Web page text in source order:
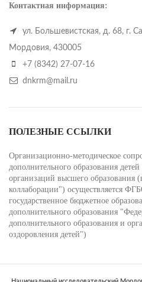
Контактная информация:
ул. Большевистская, д. 68, г.
Мордовия, 430005
+7 (8342) 27-07-16
dnkrm@mail.ru
ПОЛЕЗНЫЕ ССЫЛКИ
Организационно-методическое
дополнительного образования
организаций высшего образования
коллаборации") осуществляется
государственное бюджетное
дополнительного образования
дополнительного образования и
оздоровления детей")